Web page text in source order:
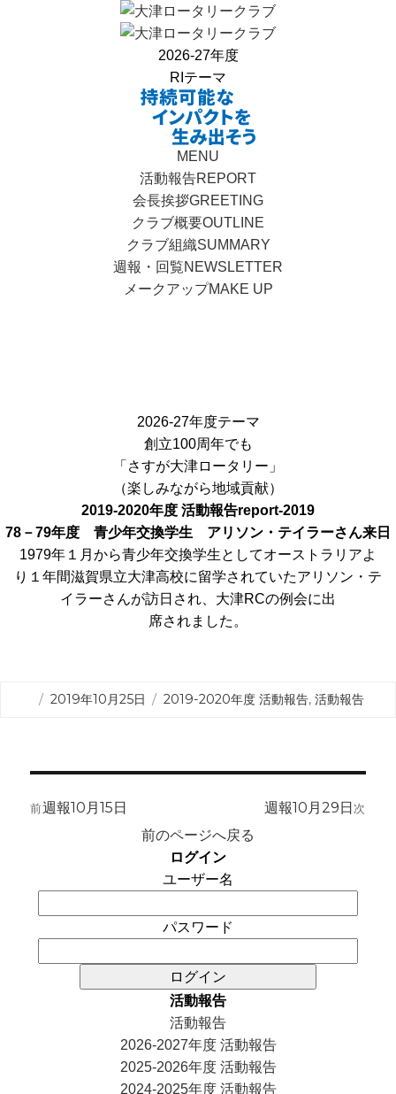
2026-27年度
RIテーマ
MENU
活動報告REPORT
会長挨拶GREETING
クラブ概要OUTLINE
クラブ組織SUMMARY
週報・回覧NEWSLETTER
メークアップMAKE UP
2026-27年度テーマ
創立100周年でも
「さすが大津ロータリー」
（楽しみながら地域貢献）
2019-2020年度 活動報告report-2019
78－79年度 青少年交換学生 アリソン・テイラーさん来日
1979年１月から青少年交換学生としてオーストラリアよ
り１年間滋賀県立大津高校に留学されていたアリソン・テ
イラーさんが訪日され、大津RCの例会に出
席されました。
投
2019年10月25日
カ
ー
2019-2020年度 活動報告, 活動報告
稿
ー
シ
ョ
ン
前
前
週報10月15日 次
次
週報10月29日
前のページへ戻る
ログイン
ユーザー名
パスワード
活動報告
活動報告
2026-2027年度 活動報告
2025-2026年度 活動報告
2024-2025年度 活動報告